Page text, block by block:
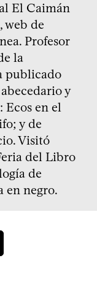
El Caimán
web de
Profesor
la
publicado
y
Ecos en el
y de
Visitó
del Libro
de
en negro.